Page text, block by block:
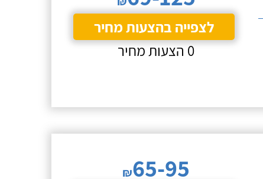
לצפייה בהצעות מחיר
0 הצעות מחיר
₪65-95